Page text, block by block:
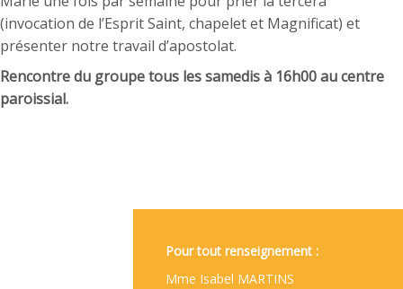
(invocation de l’Esprit Saint, chapelet et Magnificat) et
présenter notre travail d’apostolat.
Rencontre du groupe tous les samedis à 16h00 au centre
paroissial.
Pour tout renseignement :
Mme Isabel MARTINS